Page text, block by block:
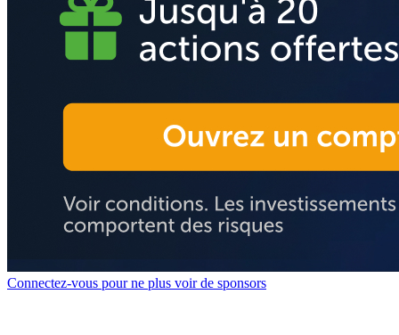
Connectez-vous pour ne plus voir de sponsors